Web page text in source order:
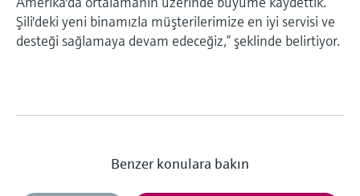
Şili'deki yeni binamızla müşterilerimize en iyi servisi ve
desteği sağlamaya devam edeceğiz,” şeklinde belirtiyor.
Benzer konulara bakın